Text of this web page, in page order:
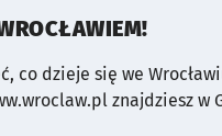
co dzieje się we
znajdziesz w